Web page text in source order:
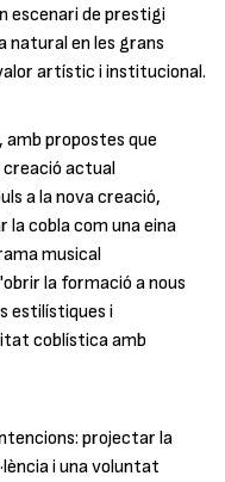
escenari de prestigi
en les grans
artístic i institucional.
propostes que
actual
a la nova creació,
cobla com una eina
musical
la formació a nous
estilístiques i
coblística amb
projectar la
i una voluntat